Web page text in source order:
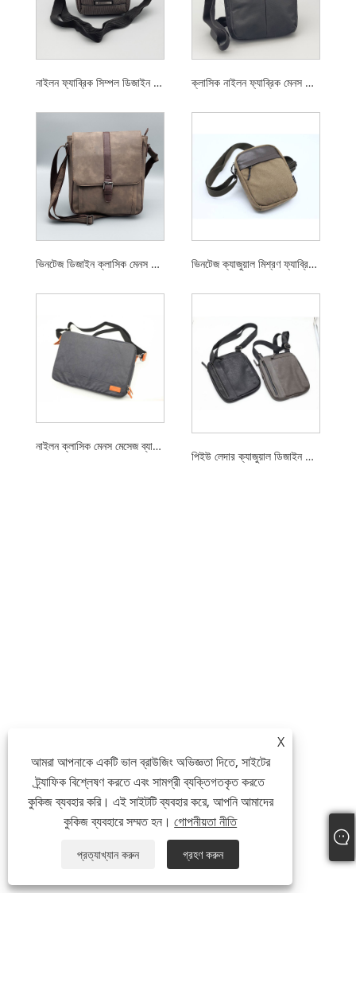
নাইলন ফ্যাব্রিক সিম্পল ডিজাইন মেনস শোডার ব্যাগ ক্লাসিক নাইলন ফ্যাব্রিক মেনস শোডার ব্যাগ
ভিনটেজ ডিজাইন ক্লাসিক মেনস মেসেজ ব্যাগ শোল্ডার ব্যাগ ভিনটেজ ক্যাজুয়াল মিশ্রণ ফ্যাব্রিক ছোট পুরুষদের কাঁধের ব্যাগ
নাইলন ক্লাসিক মেনস মেসেজ ব্যাগ শোল্ডার ব্যাগ
পিইউ লেদার ক্যাজুয়াল ডিজাইন মেনস শোল্ডার ব্যাগ
X
আমরা আপনাকে একটি ভাল ব্রাউজিং অভিজ্ঞতা দিতে, সাইটের
ট্র্যাফিক বিশ্লেষণ করতে এবং সামগ্রী ব্যক্তিগতকৃত করতে
কুকিজ ব্যবহার করি। এই সাইটটি ব্যবহার করে, আপনি আমাদের
কুকিজ ব্যবহারে সম্মত হন।গোপনীয়তা নীতি
প্রত্যাখ্যান করুন গ্রহণ করুন